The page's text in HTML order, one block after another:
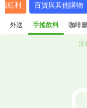
紅利 百貨與其他購物
外送 手搖飲料 咖啡
沒